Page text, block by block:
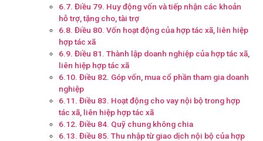
Điều 79. Huy động vốn và tiếp nhận các khoản
hỗ trợ, tặng cho, tài trợ
Điều 80. Vốn hoạt động của hợp tác xã, liên hiệp
hợp tác xã
Điều 81. Thành lập doanh nghiệp của hợp tác xã,
liên hiệp hợp tác xã
Điều 82. Góp vốn, mua cổ phần tham gia doanh
nghiệp
Điều 83. Hoạt động cho vay nội bộ trong hợp
tác xã, liên hiệp hợp tác xã
Điều 84. Quỹ chung không chia
Điều 85. Thu nhập từ giao dịch nội bộ của hợp